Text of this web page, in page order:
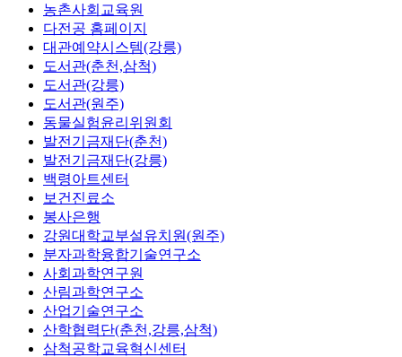
농촌사회교육원
다전공 홈페이지
대관예약시스템(강릉)
도서관(춘천,삼척)
도서관(강릉)
도서관(원주)
동물실험윤리위원회
발전기금재단(춘천)
발전기금재단(강릉)
백령아트센터
보건진료소
봉사은행
강원대학교부설유치원(원주)
분자과학융합기술연구소
사회과학연구원
산림과학연구소
산업기술연구소
산학협력단(춘천,강릉,삼척)
삼척공학교육혁신센터